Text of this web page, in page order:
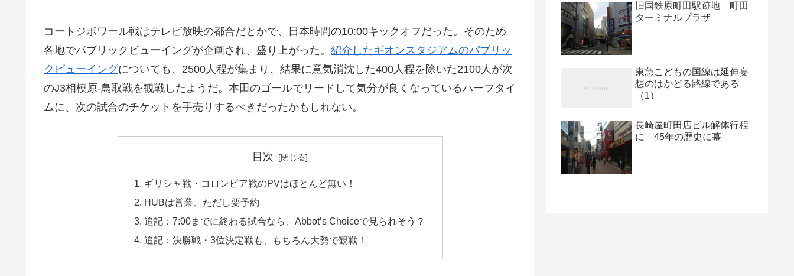
コートジボワール戦はテレビ放映の都合だとかで、日本時間の10:00キックオフだった。そのため
各地でパブリックビューイングが企画され、盛り上がった。 紹介したギオンスタジアムのパブリッ
クビューイングについても、2500人程が集まり、結果に意気消沈した400人程を除いた2100人が次
のJ3相模原-鳥取戦を観戦したようだ。本田のゴールでリードして気分が良くなっているハーフタイ
ムに、次の試合のチケットを手売りするべきだったかもしれない。
目次
ギリシャ戦・コロンビア戦のPVはほとんど無い！
HUBは営業、ただし要予約
追記：7:00までに終わる試合なら、Abbot’s Choiceで見られそう？
追記：決勝戦・3位決定戦も、もちろん大勢で観戦！
旧国鉄原町田駅跡地 町田
ターミナルプラザ
東急こどもの国線は延伸妄
想のはかどる路線である
（1）
長崎屋町田店ビル解体行程
に 45年の歴史に幕